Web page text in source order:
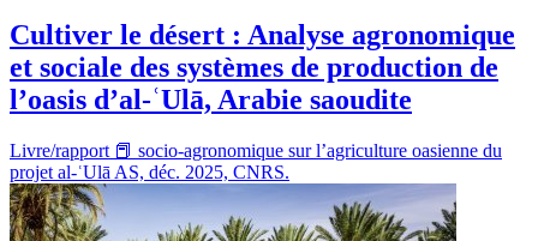
Cultiver le désert : Analyse agronomique
et sociale des systèmes de production de
l’oasis d’al-ʿUlā, Arabie saoudite
Livre/rapport 📕 socio-agronomique sur l’agriculture oasienne du
projet al-ʿUlā AS, déc. 2025, CNRS.